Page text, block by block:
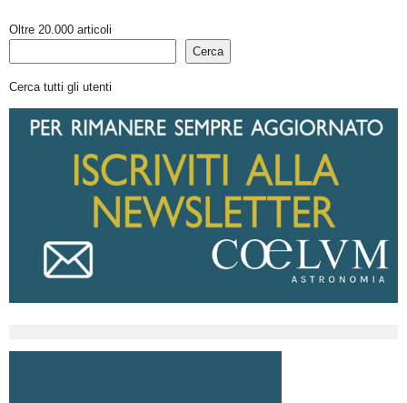
Oltre 20.000 articoli
Cerca
Cerca tutti gli utenti